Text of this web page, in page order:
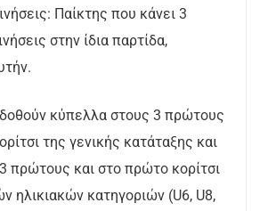
Παίκτης που κάνει 3
στην ίδια παρτίδα,
κύπελλα στους 3 πρώτους
της γενικής κατάταξης και
πρώτους και στο πρώτο κορίτσι
ηλικιακών κατηγοριών (U6, U8,